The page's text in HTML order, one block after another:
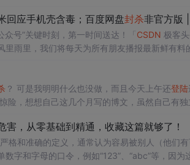
回应手机壳含毒；百度网盘封杀非官方版 |
众号”关键时刻，第一时间送达！「 CSDN 极客
里雨里，我们将每天为所有朋友播报最新鲜有
？ 可是我明明什么也没做，而且今天上午还登陆
险，想想自己这几个月写的博文，虽然自己有
害，从零基础到精通，收藏这篇就够了！
格和准确的定义，通常认为容易被别人（他们
字和字母的口令，例如“123”、“abc”等，因